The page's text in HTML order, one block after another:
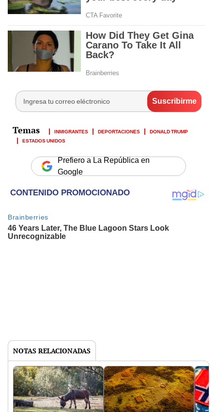
INMIGRANTES DEPORTACIONES
DONALD TRUMP
ESTADOS UNIDOS
Prefiero a La República en
Google
NOTAS RELACIONADAS